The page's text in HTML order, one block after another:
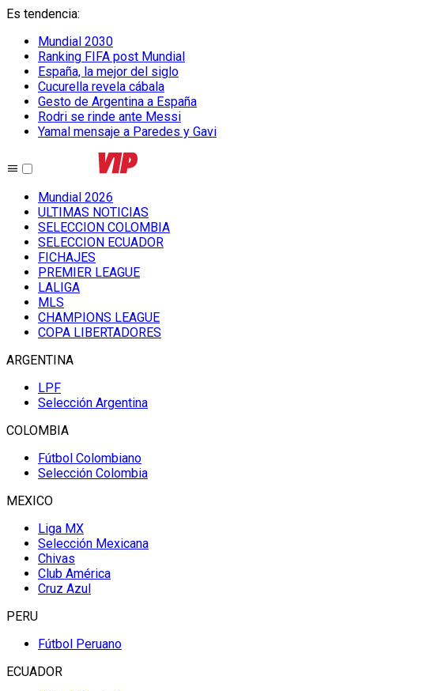
Es tendencia:
Mundial 2030
Ranking FIFA post Mundial
España, la mejor del siglo
Cucurella revela cábala
Gesto de Argentina a España
Rodri se rinde ante Messi
Yamal mensaje a Paredes y Gavi
Mundial 2026
ULTIMAS NOTICIAS
SELECCION COLOMBIA
SELECCION ECUADOR
FICHAJES
PREMIER LEAGUE
LALIGA
MLS
CHAMPIONS LEAGUE
COPA LIBERTADORES
ARGENTINA
LPF
Selección Argentina
COLOMBIA
Fútbol Colombiano
Selección Colombia
MEXICO
Liga MX
Selección Mexicana
Chivas
Club América
Cruz Azul
PERU
Fútbol Peruano
ECUADOR